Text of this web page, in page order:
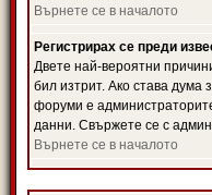
Върнете се в началото
Регистрирах се преди
Двете най-вероятни
бил изтрит. Ако става
форуми е
данни. Свържете се с
Върнете се в началото